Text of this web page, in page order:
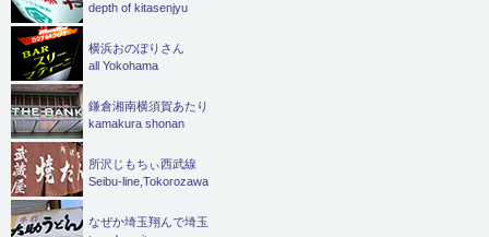
depth of kitasenjyu
横浜おのぼりさん
all Yokohama
鎌倉湘南横須賀あたり
kamakura shonan
所沢じもちぃ西武線
Seibu-line,Tokorozawa
なぜか埼玉翔んで埼玉